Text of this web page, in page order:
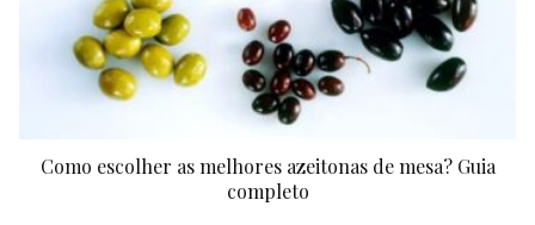
Como escolher as melhores azeitonas de mesa? Guia
completo